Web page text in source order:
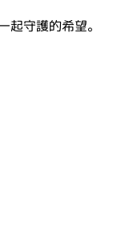
守護的希望。